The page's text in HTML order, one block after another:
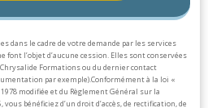
dans le cadre de votre demande par les services
l’objet d’aucune cession. Elles sont conservées
Formations ou du dernier contact
par exemple).Conformément à la loi «
modifiée et du Règlement Général sur la
bénéficiez d’un droit d’accès, de rectification, de